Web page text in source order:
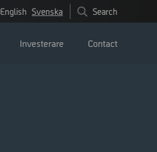
English Svenska Search
Investerare Contact